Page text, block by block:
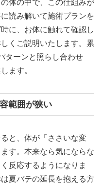
体の中で、この仕組みが
読み解いて施術プランを
に、お体に触れて確認し
くご説明いたします。累
ターンと照らし合わせ
ます。
範囲が狭い
と、体が「ささいな変
す。本来なら気にならな
反応するようになりま
夏バテの延長を抱える方